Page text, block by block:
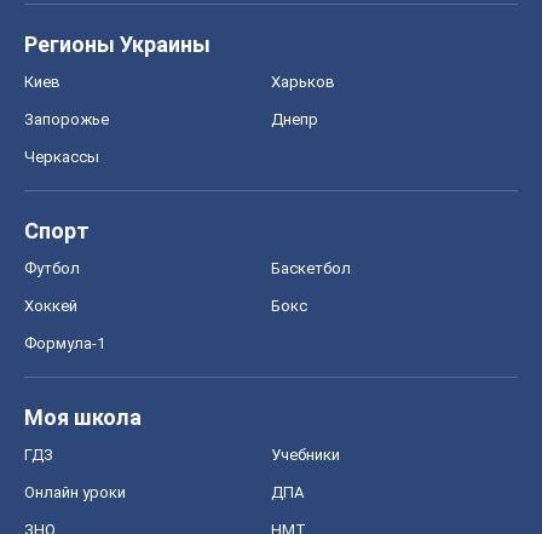
Регионы Украины
Киев Харьков
Запорожье Днепр
Черкассы
Спорт
Футбол Баскетбол
Хоккей Бокс
Формула-1
Моя школа
ГДЗ Учебники
Онлайн уроки ДПА
ЗНО НМТ